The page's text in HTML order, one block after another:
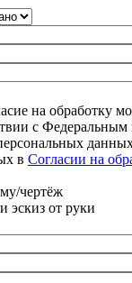
на обработку
с Федеральным
в Согласии на
чертёж
эскиз от руки